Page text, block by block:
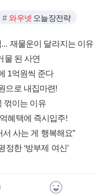
와우넷 오늘장전략
재물운이 달라지는 이유
물 된 사연
1억원씩 준다
으로 내집마련!
꺾이는 이유
혜택에 즉시입주!
사는 게 행복해요”
한 ‘방부제 여신’